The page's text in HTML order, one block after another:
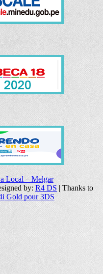
Local – Melgar
by:R4 DS | Thanks to
Gold pour 3DS